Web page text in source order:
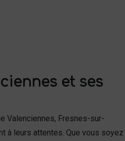
et ses
Valenciennes, Fresnes-sur-
à leurs attentes. Que vous soyez